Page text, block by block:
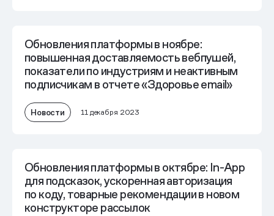
Обновления платформы в ноябре:
повышенная доставляемость вебпушей,
показатели по индустриям и неактивным
подписчикам в отчете «Здоровье email»
Новости 11 декабря 2023
Обновления платформы в октябре: In-App
для подсказок, ускоренная авторизация
по коду, товарные рекомендации в новом
конструкторе рассылок